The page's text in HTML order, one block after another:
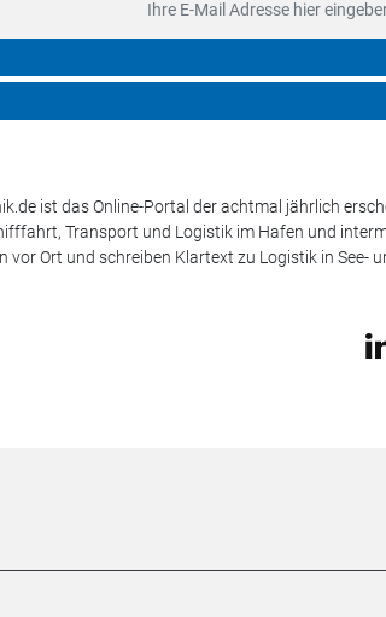
ist das Online-Portal der achtmal jährlich
Transport und Logistik im Hafen und
vor Ort und schreiben Klartext zu Logistik in See-